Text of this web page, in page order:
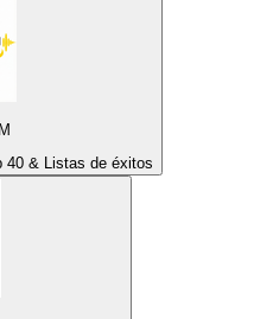
40 & Listas de éxitos